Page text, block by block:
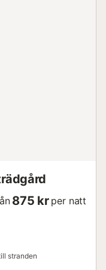
875 kr per natt
stranden